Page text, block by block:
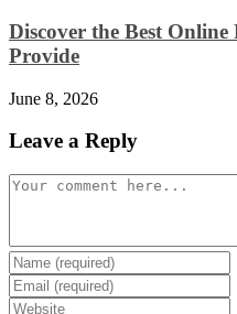
Discover the Best Online
Provide
June 8, 2026
Leave a Reply
Comment
Enter
your
name
Enter
your
Enter